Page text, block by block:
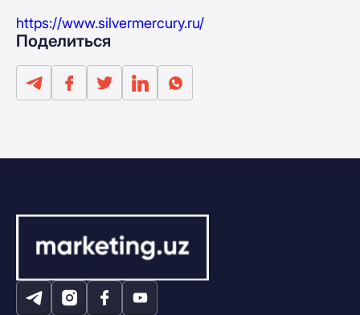
https://www.silvermercury.ru/
Поделиться